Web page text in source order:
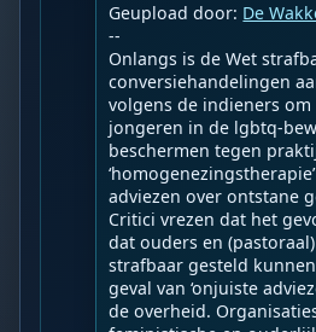
Geupload door: De
--
Onlangs is de Wet
conversiehandelingen
volgens de indieners
jongeren in de lgbtq-
beschermen tegen
adviezen over ontstane
Critici vrezen dat het
dat ouders en
strafbaar gesteld
geval van ‘onjuiste
de overheid.